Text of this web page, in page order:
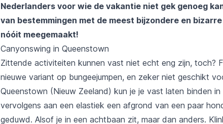
Nederlanders voor wie de vakantie niet gek genoeg
van bestemmingen met de meest bijzondere en
nóóit meegemaakt!
Canyonswing in Queenstown
Zittende activiteiten kunnen vast niet echt eng zijn, toch?
nieuwe variant op bungeejumpen, en zeker niet geschikt
Queenstown (Nieuw Zeeland) kun je je vast laten binden
vervolgens aan een elastiek een afgrond van een paar
geduwd. Alsof je in een achtbaan zit, maar dan anders.